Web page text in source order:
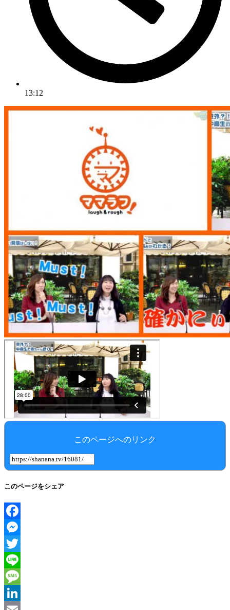
13:12
このページへのリンク
このページをシェア
Facebook
Messenger
Twitter
Line
Message